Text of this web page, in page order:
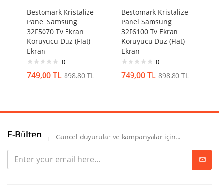
Bestomark Kristalize
Panel Samsung
32F5070 Tv Ekran
Koruyucu Düz (Flat)
Ekran
0
749,00TL 898,80TL
Bestomark Kristalize
Panel Samsung
32F6100 Tv Ekran
Koruyucu Düz (Flat)
Ekran
0
749,00TL 898,80TL
E-Bülten Güncel duyurular ve kampanyalar için...